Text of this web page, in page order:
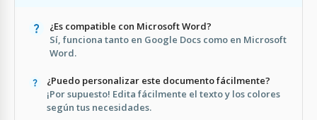
¿Es compatible con Microsoft Word?
Sí, funciona tanto en Google Docs como en Microsoft
Word.
¿Puedo personalizar este documento fácilmente?
¡Por supuesto! Edita fácilmente el texto y los colores
según tus necesidades.